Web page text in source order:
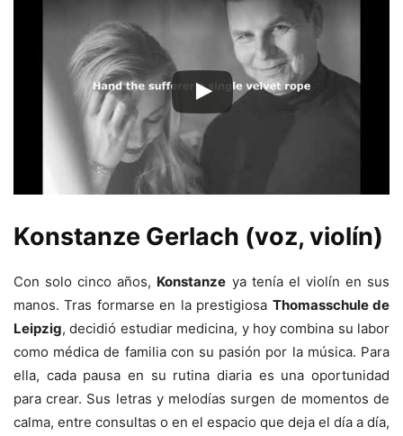
Konstanze Gerlach (voz, violín)
Con solo cinco años, Konstanze ya tenía el violín en sus
manos. Tras formarse en la prestigiosa Thomasschule de
Leipzig, decidió estudiar medicina, y hoy combina su labor
como médica de familia con su pasión por la música. Para
ella, cada pausa en su rutina diaria es una oportunidad
para crear. Sus letras y melodías surgen de momentos de
calma, entre consultas o en el espacio que deja el día a día,